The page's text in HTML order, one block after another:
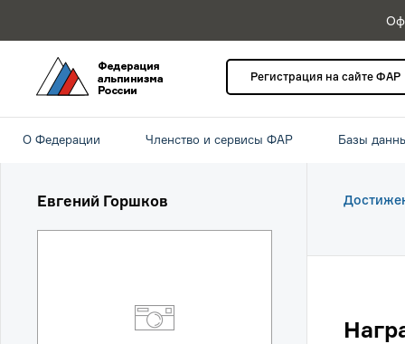
Регистрация на сайте ФАР
О Федерации Членство и сервисы ФАР Базы
Евгений Горшков